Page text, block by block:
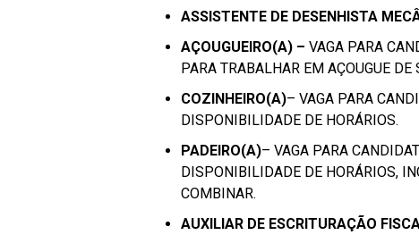
ASSISTENTE DE DESENHISTA
AÇOUGUEIRO(A) – VAGA PARA
PARA TRABALHAR EM AÇOUGUE
COZINHEIRO(A)– VAGA PARA
DISPONIBILIDADE DE HORÁRIOS.
PADEIRO(A)– VAGA PARA
DISPONIBILIDADE DE HORÁRIOS,
COMBINAR.
AUXILIAR DE ESCRITURAÇÃO